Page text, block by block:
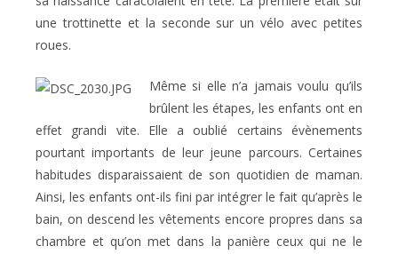
une trottinette et la seconde sur un vélo avec petites
roues.
Même si elle n’a jamais voulu qu’ils
brûlent les étapes, les enfants ont en
effet grandi vite. Elle a oublié certains évènements
pourtant importants de leur jeune parcours. Certaines
habitudes disparaissaient de son quotidien de maman.
Ainsi, les enfants ont-ils fini par intégrer le fait qu’après le
bain, on descend les vêtements encore propres dans sa
chambre et qu’on met dans la panière ceux qui ne le